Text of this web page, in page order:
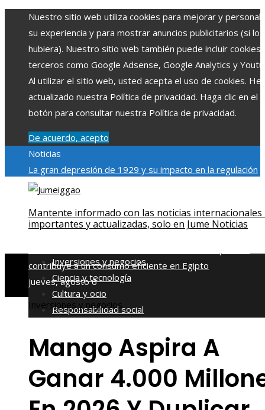
Nuestro sitio web utiliza cookies para mejorar y
su experiencia y para mostrar anuncios publicitarios (si los
hubiera). Nuestro sitio web también puede incluir cookies
terceros como Google Adsense, Google Analytics y
Al utilizar el sitio web, usted acepta el uso de cookies.
actualizado nuestra Política de privacidad. Haga clic en el
botón para consultar nuestra Política de privacidad.
De acuerdo, acepto
Noticias
La gran depresión de 1929 y su impacto en la regulación
bancariaLas 15 exploraciones espaciales que ampliaron
individuales más grandes y su impacto en la ciencia y
tecnología
Modelos de desarrollo sostenible basados en
contribuye a un consumo eficiente en Egipto
jueves, agosto 6
Mantente informado con las noticias internacionales
importantes y actualizadas, solo en Jume Noticias
Inversiones y negocios
Ciencia y tecnología
Cultura y ocio
Responsabilidad social
Inversiones y negocios
Mango Aspira A
Ganar 4.000